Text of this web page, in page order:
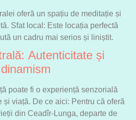
oferă un spațiu de meditație și
Sfat local: Este locația perfectă
un cadru mai serios și liniștit.
Autenticitate și
dinamism
poate fi o experiență senzorială
și viață. De ce aici: Pentru că oferă
din Ceadîr-Lunga, departe de